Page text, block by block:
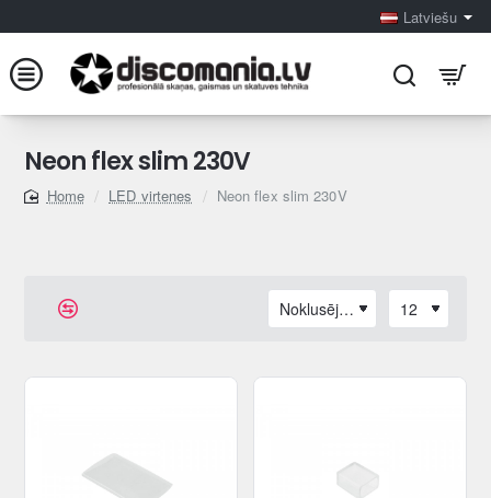
Latviešu
Neon flex slim 230V
home
LED virtenes Neon flex slim 230V